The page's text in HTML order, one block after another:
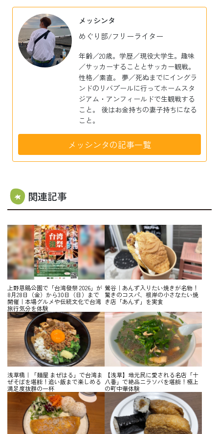
メッシンタ
めぐり部/フリーライター
年齢／20歳。学歴／現役大学生。趣味
／サッカーすることとサッカー観戦。
性格／素直。 夢／死ぬまでにイングラ
ンドのリバプールに行ってホームスタ
ジアム・アンフィールドで生観戦する
こと。 後はお金持ちの妻子持ちになる
こと。
メッシンタの記事一覧
関連記事
上野恩賜公園で「台湾發祭 2026」が
8月28日（金）から30日（日）まで
開催｜本場グルメや伝統文化で台湾
旅行気分を体験
鶯谷｜あんず入りたい焼きが名物！
驚きのコスパ、根岸の小さなたい焼
き店「あんず」を実食
浅草橋｜「麺屋 まぜはる」で台湾ま
ぜそばを堪能！追い飯まで楽しめる
満足度抜群の一杯
【浅草】地元民に愛される名店「十
八番」で絶品ニラソバを堪能！極上
の町中華体験